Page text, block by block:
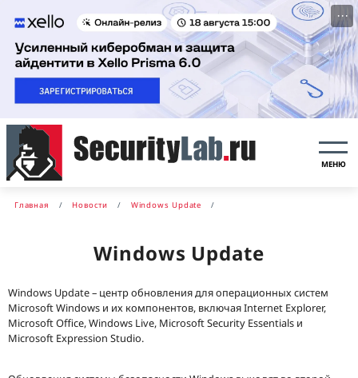
···
МЕНЮ
Главная Новости Windows Update
Windows Update
Windows Update – центр обновления для операционных систем
Microsoft Windows и их компонентов, включая Internet Explorer,
Microsoft Office, Windows Live, Microsoft Security Essentials и
Microsoft Expression Studio.